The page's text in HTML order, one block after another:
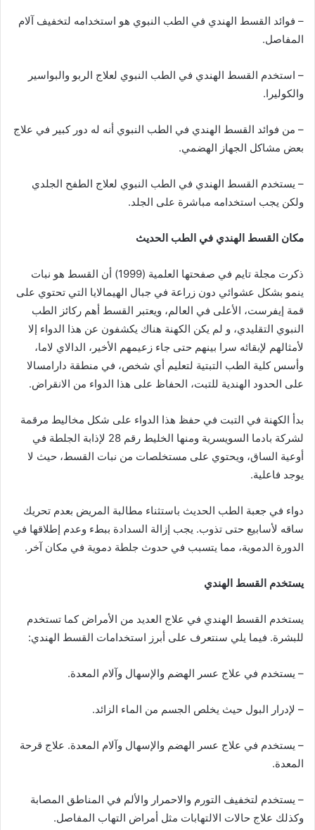
– فوائد القسط الهندي في الطب النبوي هو استخدامه لتخفيف آلام
المفاصل.
– استخدم القسط الهندي في الطب النبوي لعلاج الربو والبواسير
والكوليرا.
– من فوائد القسط الهندي في الطب النبوي أنه له دور كبير في علاج
بعض مشاكل الجهاز الهضمي.
– يستخدم القسط الهندي في الطب النبوي لعلاج الطفح الجلدي
ولكن يجب استخدامه مباشرة على الجلد.
مكان القسط الهندي في الطب الحديث
ذكرت مجلة تايم في صفحتها العلمية (1999) أن القسط هو نبات
ينمو بشكل عشوائي دون زراعة في جبال الهيمالايا التي تحتوي على
قمة إيفرست، الأعلى في العالم، ويعتبر القسط أهم ركائز الطب
النبوي التقليدي، و لم يكن الكهنة هناك يكشفون عن هذا الدواء إلا
لأمثالهم لإبقائه سرا بينهم حتى جاء زعيمهم الأخير، الدالاي لاما،
وأسس كلية الطب التبتية لتعليم أي شخص، في منطقة دارامسالا
على الحدود الهندية للتبت، الحفاظ على هذا الدواء من الانقراض.
بدأ الكهنة في التبت في حفظ هذا الدواء على شكل مخاليط مرقمة
لشركة بادما السويسرية ومنها الخليط رقم 28 لإذابة الجلطة في
أوعية الساق، ويحتوي على مستخلصات من نبات القسط، حيث لا
يوجد فاعلية.
دواء في جعبة الطب الحديث باستثناء مطالبة المريض بعدم تحريك
ساقه لأسابيع حتى تذوب. يجب إزالة السدادة ببطء وعدم إطلاقها في
الدورة الدموية، مما يتسبب في حدوث جلطة دموية في مكان آخر.
يستخدم القسط الهندي
يستخدم القسط الهندي في علاج العديد من الأمراض كما تستخدم
للبشرة. فيما يلي سنتعرف على أبرز استخدامات القسط الهندي:
– يستخدم في علاج عسر الهضم والإسهال وآلام المعدة.
– لإدرار البول حيث يخلص الجسم من الماء الزائد.
– يستخدم في علاج عسر الهضم والإسهال وآلام المعدة. علاج قرحة
المعدة.
– يستخدم لتخفيف التورم والاحمرار والألم في المناطق المصابة
وكذلك علاج حالات الالتهابات مثل أمراض التهاب المفاصل.